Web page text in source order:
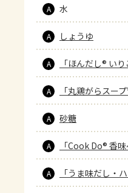
A 水
A しょうゆ
A 「ほんだし® いり
A 「丸鶏がらスープ
A 砂糖
A 「Cook Do® 香味
A 「うま味だし・